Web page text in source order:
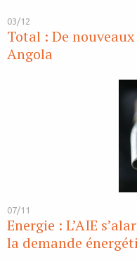
03/12
Total : De
Angola
07/11
Energie : L’AIE
la demande